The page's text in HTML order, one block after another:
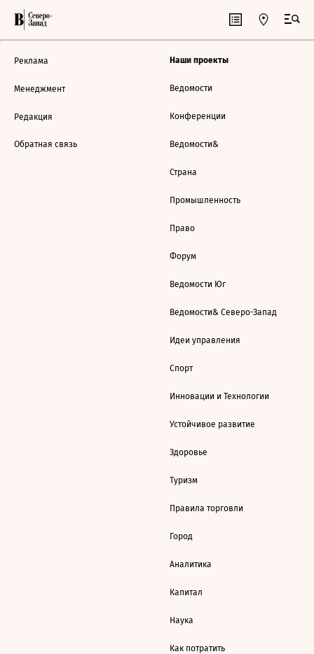
Реклама
Менеджмент
Редакция
Обратная связь
Наши проекты
Ведомости
Конференции
Ведомости&
Страна
Промышленность
Право
Форум
Ведомости Юг
Ведомости& Северо-Запад
Идеи управления
Спорт
Инновации и Технологии
Устойчивое развитие
Здоровье
Туризм
Правила торговли
Город
Аналитика
Капитал
Наука
Как потратить